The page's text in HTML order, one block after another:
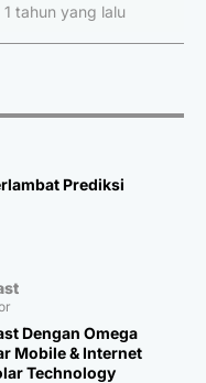
1 tahun yang lalu
Prediksi
Dengan Omega
Mobile & Internet
Technology